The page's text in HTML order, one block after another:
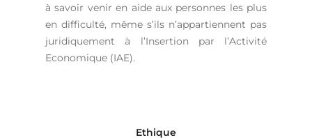
à savoir venir en aide aux personnes les plus
en difficulté, même s’ils n’appartiennent pas
juridiquement à l’Insertion par l’Activité
Economique (IAE).
Ethique